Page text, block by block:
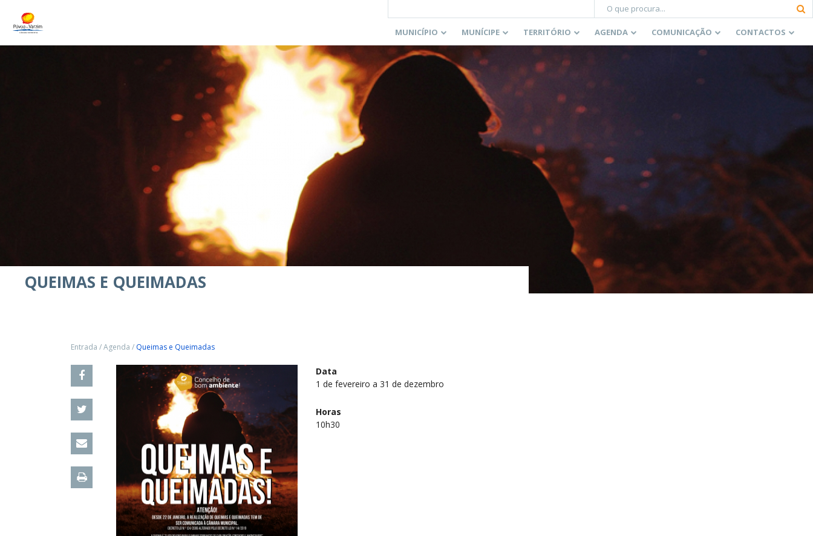
MUNICÍPIO MUNÍCIPE TERRITÓRIO AGENDA COMUNICAÇÃO CONTACTOS
QUEIMAS E QUEIMADAS
Entrada /Agenda / Queimas e Queimadas
Data
1 de fevereiro a 31 de dezembro
Horas
10h30